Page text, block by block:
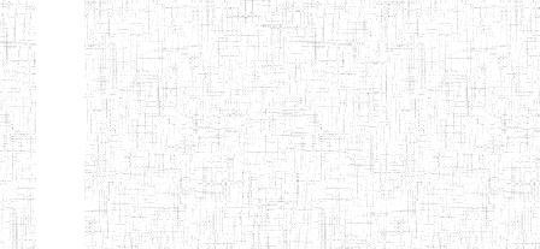
ENI
Chercher: